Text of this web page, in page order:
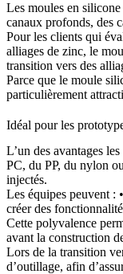
Les moules en
canaux profonds, des
Pour les clients qui
alliages de zinc, le
transition vers des
Parce que le moule
particulièrement
Idéal pour les
L’un des avantages
PC, du PP, du nylon
injectés.
Les équipes peuvent :
créer des
Cette polyvalence
avant la construction
Lors de la transition
d’outillage, afin